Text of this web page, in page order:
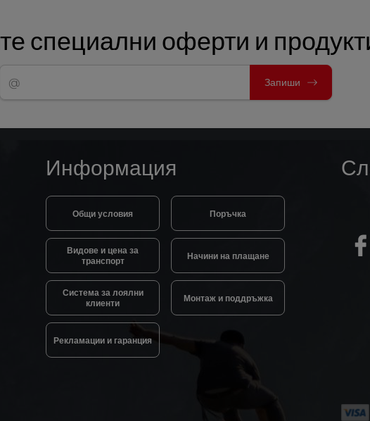
специални оферти и
Запиши
Информация
Общи условия Поръчка
Видове и цена за
транспорт
Начини на плащане
Система за лоялни
клиенти
Монтаж и поддръжка
Рекламации и гаранция